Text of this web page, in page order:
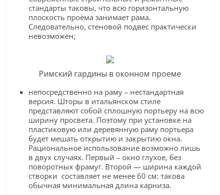
стандарты таковы, что всю горизонтальную
плоскость проёма занимает рама.
Следовательно, стеновой подвес практически
невозможен;
Римский гардины в оконном проеме
непосредственно на раму – нестандартная
версия. Шторы в итальянском стиле
представляют собой сплошную портьеру на всю
ширину просвета. Поэтому при установке на
пластиковую или деревянную раму портьера
будет мешать открытию и закрытию окна.
Рациональное использование возможно лишь
в двух случаях. Первый – окно глухое, без
поворотных фрамуг. Второй — ширина каждой
створки составляет не менее 60 см: такова
обычная минимальная длина карниза.